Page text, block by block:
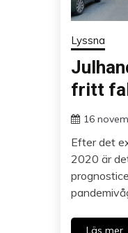
Lyssna
fritt
16
Efter det
2020 är
Läs mer